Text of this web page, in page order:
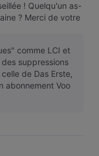
! Quelqu'un as-
? Merci de votre
comme LCI et
suppressions
de Das Erste,
abonnement Voo